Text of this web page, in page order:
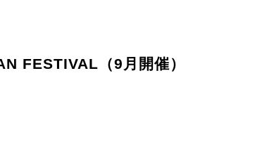
FESTIVAL（9月開催）